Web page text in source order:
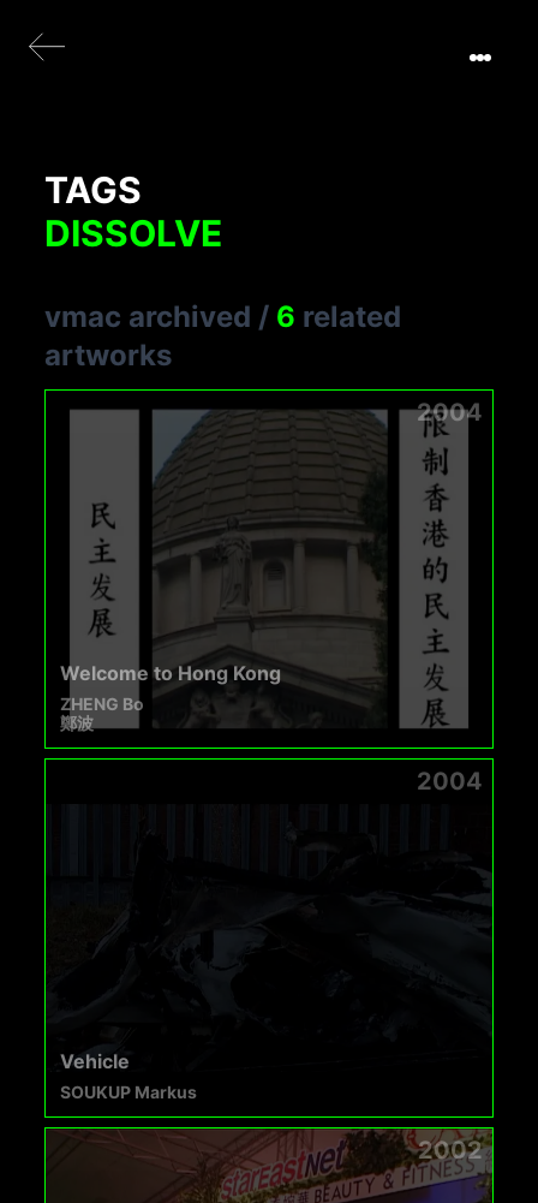
TAGS
DISSOLVE
vmac archived / 6 related
artworks
2004
Welcome to Hong Kong
ZHENG Bo
鄭波
2004
Vehicle
SOUKUP Markus
2002